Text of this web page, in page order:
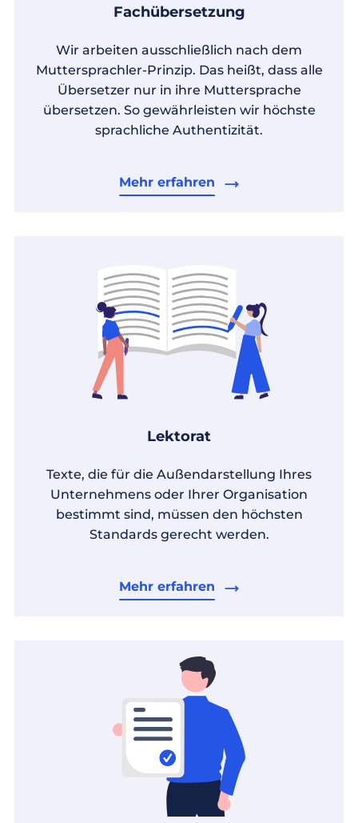
Fachübersetzung
Wir arbeiten ausschließlich nach dem
Muttersprachler-Prinzip. Das heißt, dass alle
Übersetzer nur in ihre Muttersprache
übersetzen. So gewährleisten wir höchste
sprachliche Authentizität.
Mehr erfahren
Lektorat
Texte, die für die Außendarstellung Ihres
Unternehmens oder Ihrer Organisation
bestimmt sind, müssen den höchsten
Standards gerecht werden.
Mehr erfahren